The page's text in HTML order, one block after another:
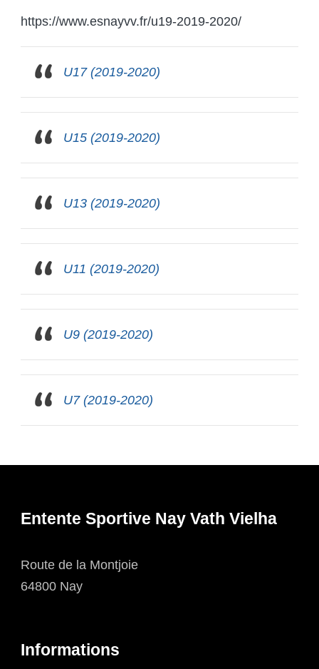
https://www.esnayvv.fr/u19-2019-2020/
U17 (2019-2020)
U15 (2019-2020)
U13 (2019-2020)
U11 (2019-2020)
U9 (2019-2020)
U7 (2019-2020)
Entente Sportive Nay Vath Vielha
Route de la Montjoie
64800 Nay
Informations